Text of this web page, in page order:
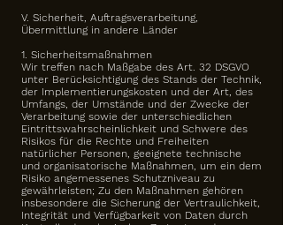
V. Sicherheit, Auftragsverarbeitung,
Übermittlung in andere Länder
1. Sicherheitsmaßnahmen
Wir treffen nach Maßgabe des Art. 32 DSGVO
unter Berücksichtigung des Stands der Technik,
der Implementierungskosten und der Art, des
Umfangs, der Umstände und der Zwecke der
Verarbeitung sowie der unterschiedlichen
Eintrittswahrscheinlichkeit und Schwere des
Risikos für die Rechte und Freiheiten
natürlicher Personen, geeignete technische
und organisatorische Maßnahmen, um ein dem
Risiko angemessenes Schutzniveau zu
gewährleisten; Zu den Maßnahmen gehören
insbesondere die Sicherung der Vertraulichkeit,
Integrität und Verfügbarkeit von Daten durch